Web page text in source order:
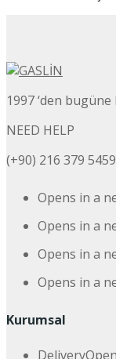
1997 ‘den
NEED HELP
(+90) 216 379 5459
Opens in a
Opens in a
Opens in a
Opens in a
Kurumsal
Delivery